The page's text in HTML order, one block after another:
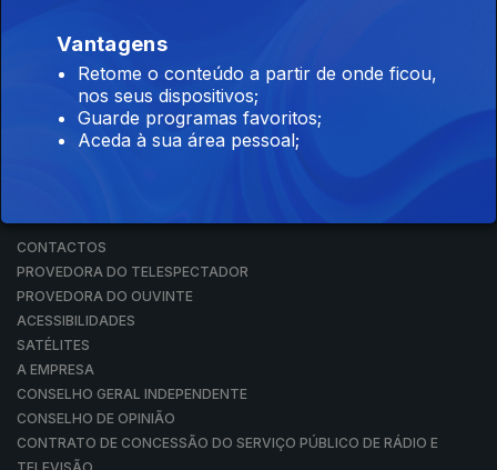
RTP PLAY
EM DIRETO
REVER PROGRAMAS
CONCURSOS
CONTACTOS
PROVEDORA DO TELESPECTADOR
PROVEDORA DO OUVINTE
ACESSIBILIDADES
SATÉLITES
A EMPRESA
CONSELHO GERAL INDEPENDENTE
CONSELHO DE OPINIÃO
CONTRATO DE CONCESSÃO DO SERVIÇO PÚBLICO DE RÁDIO E
Vantagens
Retome o conteúdo a partir de onde ficou,
nos seus dispositivos;
Guarde programas favoritos;
Aceda à sua área pessoal;